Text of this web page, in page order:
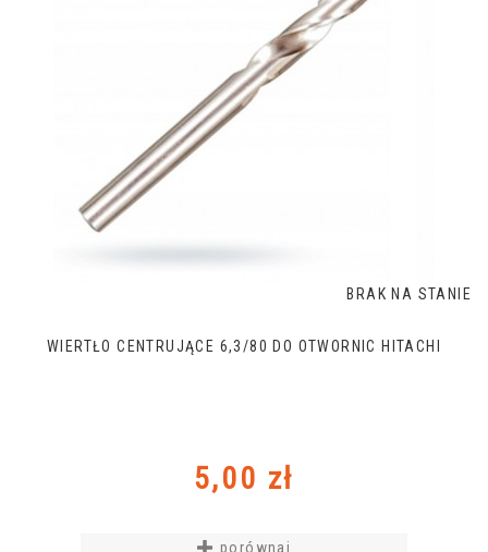
BRAK NA STANIE
WIERTŁO CENTRUJĄCE 6,3/80 DO OTWORNIC HITACHI
Cena
5,00 zł
porównaj